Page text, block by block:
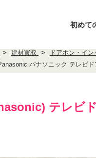
初めて
建材買取
ドアホン・イ
パナソニック テレビ
テレビ